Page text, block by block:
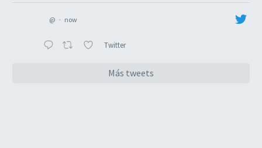
@ · now
Twitter
Más tweets